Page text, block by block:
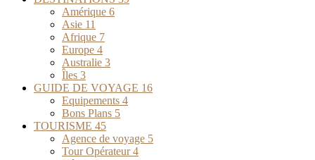
Amérique 6
Asie 11
Afrique 7
Europe 4
Australie 3
Îles 3
GUIDE DE VOYAGE 16
Equipements 4
Bons Plans 5
TOURISME 45
Agence de voyage 5
Tour Opérateur4